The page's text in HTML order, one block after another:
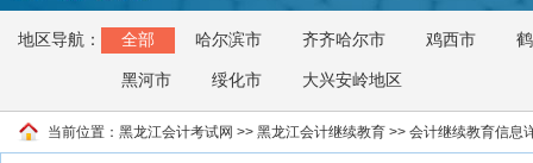
地区导航： 全部 哈尔滨市 齐齐哈尔市 鸡西市
黑河市 绥化市 大兴安岭地区
当前位置： 黑龙江会计考试网 >> 黑龙江会计继续教育 >> 会计继续教育信息